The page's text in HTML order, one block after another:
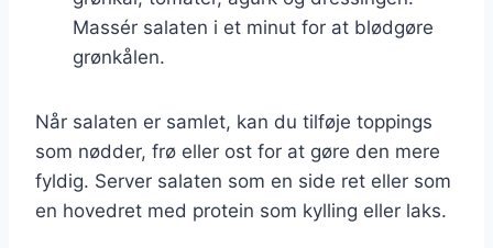
Massér salaten i et minut for at blødgøre
grønkålen.
Når salaten er samlet, kan du tilføje toppings
som nødder, frø eller ost for at gøre den mere
fyldig. Server salaten som en side ret eller som
en hovedret med protein som kylling eller laks.